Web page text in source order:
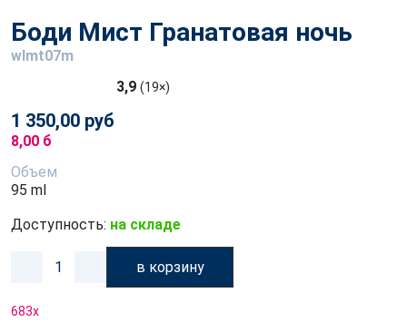
Боди Мист Гранатовая ночь
wlmt07m
3,9 (19×)
1 350,00 руб
8,00 б
Объем
95 ml
Доступность: на складе
в корзину
683x